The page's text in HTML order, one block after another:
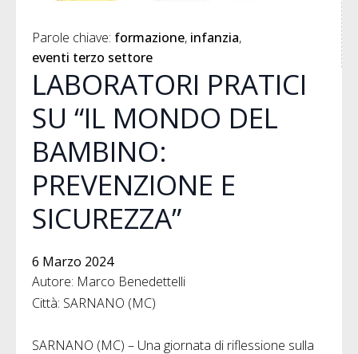
Parole chiave: formazione infanzia
eventi terzo settore
LABORATORI PRATICI
SU “IL MONDO DEL
BAMBINO:
PREVENZIONE E
SICUREZZA”
6 Marzo 2024
Autore: Marco Benedettelli
Città: SARNANO (MC)
SARNANO (MC) – Una giornata di riflessione sulla